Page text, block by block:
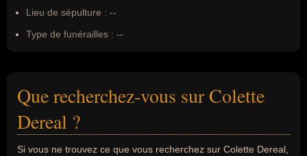
Lieu de sépulture : --
Type de funérailles : --
Que recherchez-vous sur Colette
Dereal ?
Si vous ne trouvez ce que vous recherchez sur Colette Dereal,